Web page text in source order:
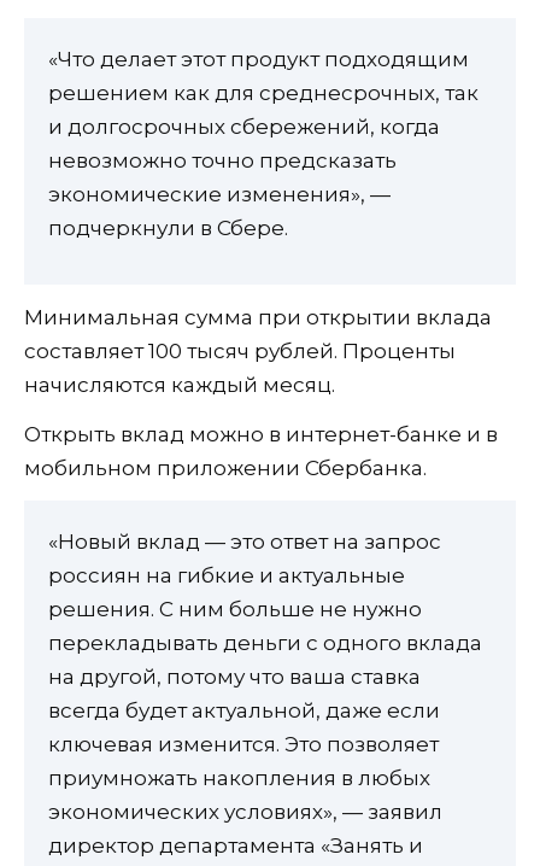
«Что делает этот продукт подходящим
решением как для среднесрочных, так
и долгосрочных сбережений, когда
невозможно точно предсказать
экономические изменения», —
подчеркнули в Сбере.
Минимальная сумма при открытии вклада
составляет 100 тысяч рублей. Проценты
начисляются каждый месяц.
Открыть вклад можно в интернет-банке и в
мобильном приложении Сбербанка.
«Новый вклад — это ответ на запрос
россиян на гибкие и актуальные
решения. С ним больше не нужно
перекладывать деньги с одного вклада
на другой, потому что ваша ставка
всегда будет актуальной, даже если
ключевая изменится. Это позволяет
приумножать накопления в любых
экономических условиях», — заявил
директор департамента «Занять и